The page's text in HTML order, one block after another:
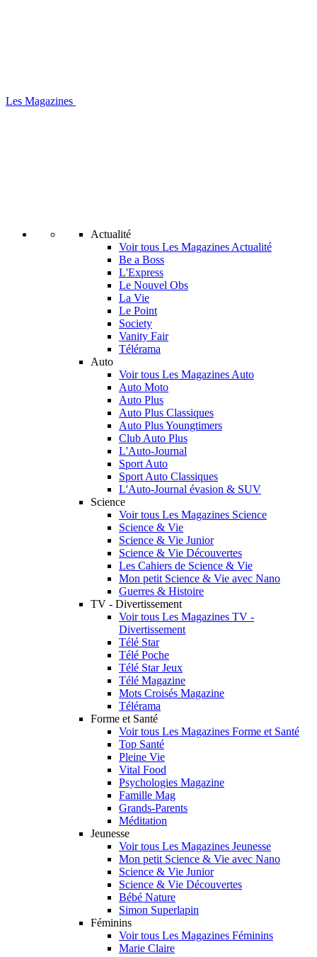
Les Magazines
Actualité
Voir tous Les Magazines Actualité
Be a Boss
L'Express
Le Nouvel Obs
La Vie
Le Point
Society
Vanity Fair
Télérama
Auto
Voir tous Les Magazines Auto
Auto Moto
Auto Plus
Auto Plus Classiques
Auto Plus Youngtimers
Club Auto Plus
L'Auto-Journal
Sport Auto
Sport Auto Classiques
L'Auto-Journal évasion & SUV
Science
Voir tous Les Magazines Science
Science & Vie
Science & Vie Junior
Science & Vie Découvertes
Les Cahiers de Science & Vie
Mon petit Science & Vie avec Nano
Guerres & Histoire
TV - Divertissement
Voir tous Les Magazines TV -
Divertissement
Télé Star
Télé Poche
Télé Star Jeux
Télé Magazine
Mots Croisés Magazine
Télérama
Forme et Santé
Voir tous Les Magazines Forme et Santé
Top Santé
Pleine Vie
Vital Food
Psychologies Magazine
Famille Mag
Grands-Parents
Méditation
Jeunesse
Voir tous Les Magazines Jeunesse
Mon petit Science & Vie avec Nano
Science & Vie Junior
Science & Vie Découvertes
Bébé Nature
Simon Superlapin
Féminins
Voir tous Les Magazines Féminins
Marie Claire